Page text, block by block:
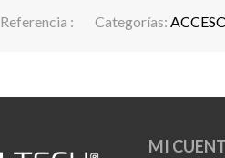
Referencia : Categorías:
MI